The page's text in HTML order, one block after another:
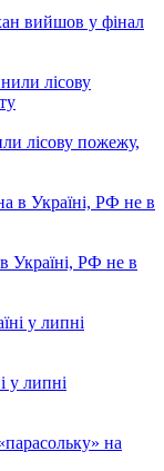
вийшов у фінал
лісову пожежу,
Україні, РФ не в
у липні